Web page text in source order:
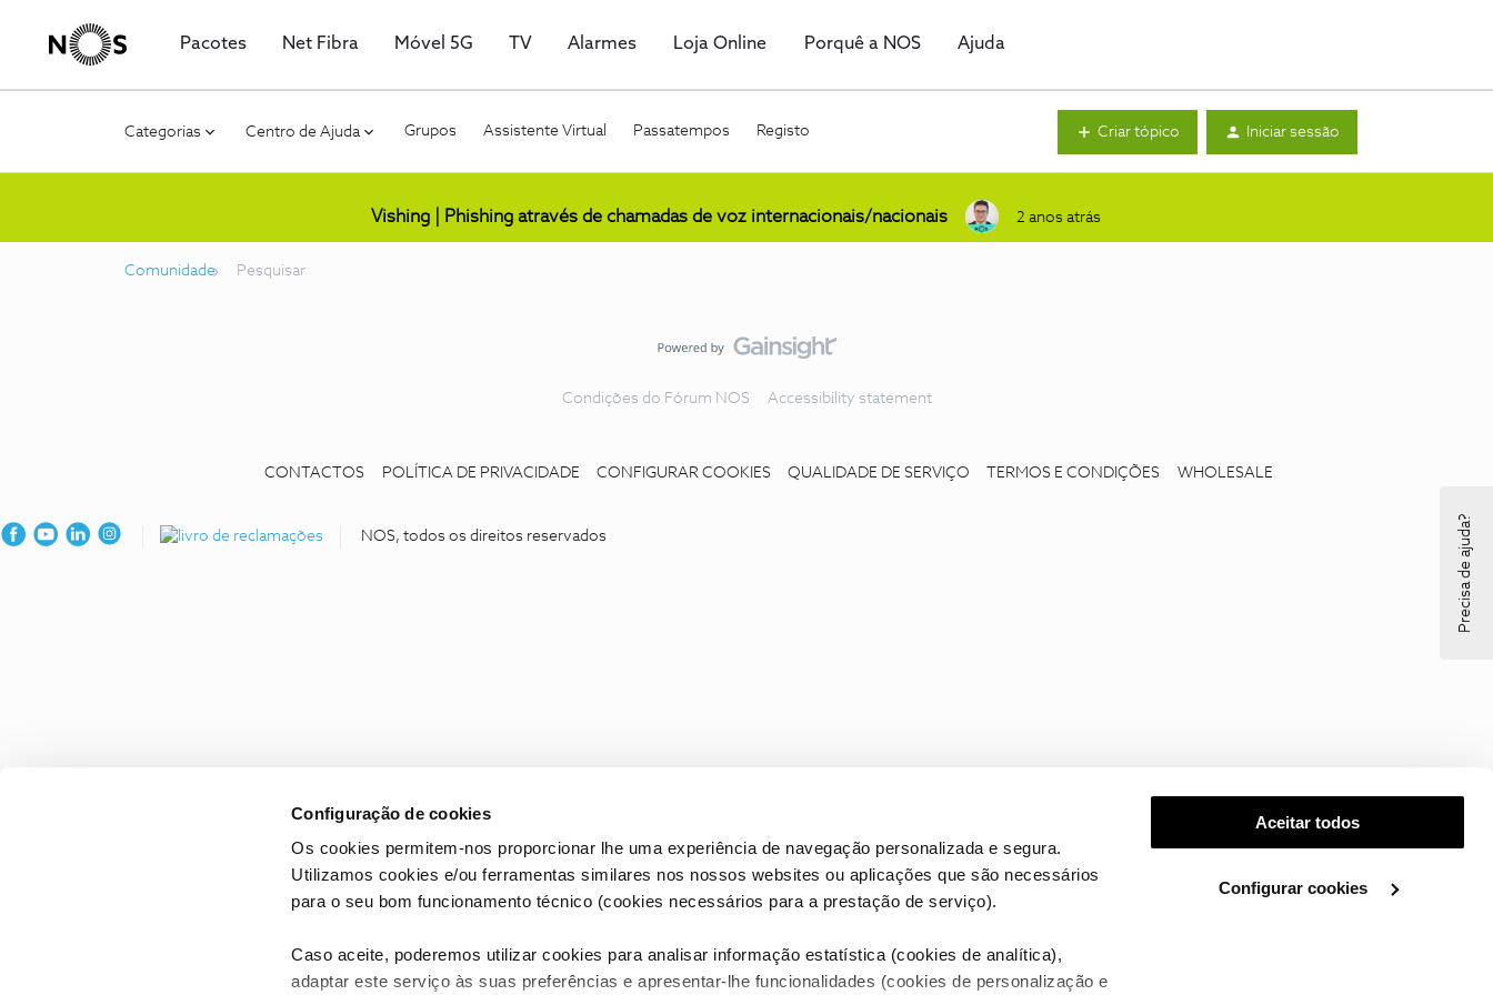
Configuração de cookies
Os cookies permitem-nos proporcionar lhe uma experiência de navegação personalizada e segura.
Utilizamos cookies e/ou ferramentas similares nos nossos websites ou aplicações que são necessários
para o seu bom funcionamento técnico (cookies necessários para a prestação de serviço).
Caso aceite, poderemos utilizar cookies para analisar informação estatística (cookies de analítica),
adaptar este serviço às suas preferências e apresentar-lhe funcionalidades (cookies de personalização e
Aceitar todos
Configurar cookies
Pacotes Net Fibra Móvel 5G TV Alarmes Loja Online Porquê a NOS Ajuda
Categorias Centro de Ajuda Grupos Assistente Virtual Passatempos Registo Criar tópico Iniciar sessão
Vishing | Phishing através de chamadas de voz internacionais/nacionais 2 anos atrás
Comunidade Pesquisar
Condições do Fórum NOS Accessibility statement
CONTACTOS POLÍTICA DE PRIVACIDADE CONFIGURAR COOKIES QUALIDADE DE SERVIÇO TERMOS E CONDIÇÕES WHOLESALE
NOS, todos os direitos reservados Precisa de ajuda?